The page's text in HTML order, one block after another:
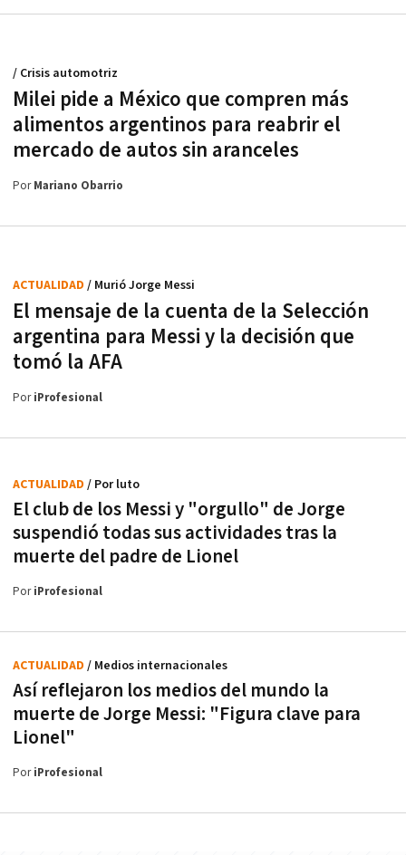
Milei pide a México que compren más
alimentos argentinos para reabrir el
mercado de autos sin aranceles
/ Crisis automotriz
PorMariano Obarrio
El mensaje de la cuenta de la Selección
argentina para Messi y la decisión que
tomó la AFA
ACTUALIDAD / Murió Jorge Messi
PoriProfesional
El club de los Messi y "orgullo" de Jorge
suspendió todas sus actividades tras la
muerte del padre de Lionel
ACTUALIDAD / Por luto
PoriProfesional
Así reflejaron los medios del mundo la
muerte de Jorge Messi: "Figura clave para
Lionel"
ACTUALIDAD / Medios internacionales
PoriProfesional